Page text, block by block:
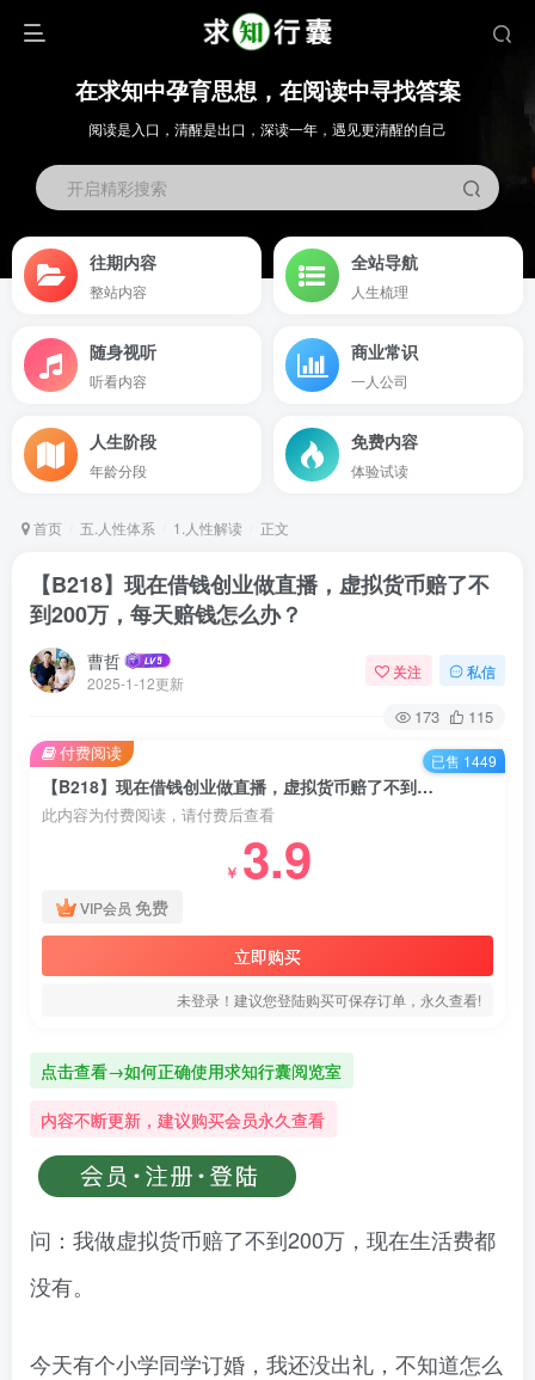
在求知中孕育思想，在阅读中寻找答案
阅读是入口，清醒是出口，深读一年，遇见更清醒的自己
开启精彩搜索
往期内容
整站内容
全站导航
人生梳理
随身视听
听看内容
商业常识
一人公司
人生阶段
年龄分段
免费内容
体验试读
首页 五.人性体系 1.人性解读 正文
【B218】现在借钱创业做直播，虚拟货币赔了不
到200万，每天赔钱怎么办？
曹哲
2025-1-12更新
关注 私信
173 115
【B218】现在借钱创业做直播，虚拟货币赔了不到200万，每天赔钱怎么办？
此内容为付费阅读，请付费后查看
￥ 3.9
VIP会员 免费
立即购买
未登录！建议您登陆购买可保存订单，永久查看!
付费阅读 已售 1449
点击查看→如何正确使用求知行囊阅览室
内容不断更新，建议购买会员永久查看
问：我做虚拟货币赔了不到200万，现在生活费都
没有。
今天有个小学同学订婚，我还没出礼，不知道怎么